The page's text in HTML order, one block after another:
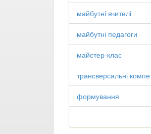
майбутні вчителі
майбутні педагоги
майстер-клас
трансверсальні
формування